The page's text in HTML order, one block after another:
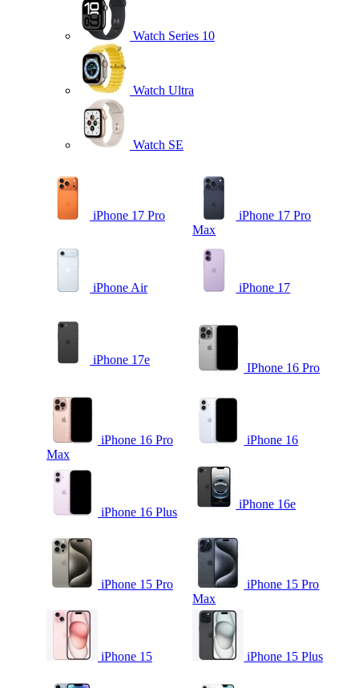
Watch Series 10
Watch Ultra
Watch SE
iPhone 17 Pro
iPhone 17 Pro
Max
iPhone Air iPhone 17
iPhone 17e
IPhone 16 Pro
iPhone 16 Pro
Max
iPhone 16
iPhone 16 Plus
iPhone 16e
iPhone 15 Pro
iPhone 15 Pro
Max
iPhone 15 iPhone 15 Plus